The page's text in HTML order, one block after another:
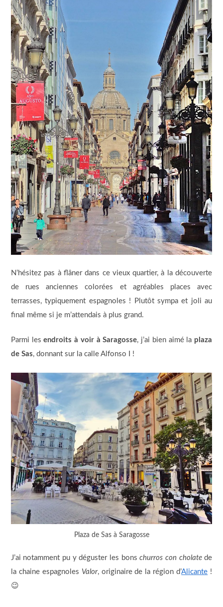
N’hésitez pas à flâner dans ce vieux quartier, à la découverte
de rues anciennes colorées et agréables places avec
terrasses, typiquement espagnoles ! Plutôt sympa et joli au
final même si je m’attendais à plus grand.
Parmi lesendroits à voir à Saragosse, j’ai bien aimé la plaza
de Sas, donnant sur la calle Alfonso I !
Plaza de Sas à Saragosse
J’ai notamment pu y déguster les bonschurros con cholatede
la chaine espagnoles Valor, originaire de la région d’Alicante !
😉